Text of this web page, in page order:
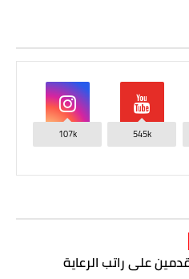
545k
107k
على راتب الرعاية